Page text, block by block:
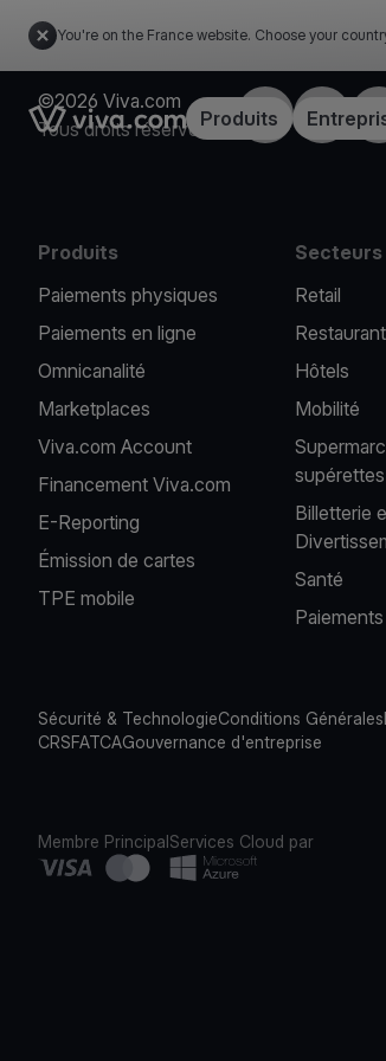
You're on the France website. Choose your
Link to the homepageProduits
©2026 Viva.com
Tous droits réservés
Facebook
X
Produits
Paiements physiques
Paiements en ligne
Omnicanalité
Marketplaces
Viva.com Account
Financement Viva.com
E-Reporting
Émission de cartes
TPE mobile
Secteurs
Retail
Hôtels
Mobilité
supérettes
Billetterie
Santé
Sécurité & TechnologieConditions Générales
CRSFATCAGouvernance d'entreprise
Membre PrincipalServices Cloud par